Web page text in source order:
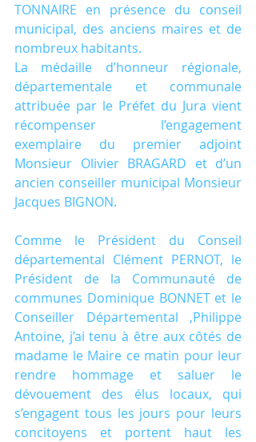
TONNAIRE en présence du conseil
municipal, des anciens maires et de
nombreux habitants.
La médaille d’honneur régionale,
départementale et communale
attribuée par le Préfet du Jura vient
récompenser l’engagement
exemplaire du premier adjoint
Monsieur Olivier BRAGARD et d’un
ancien conseiller municipal Monsieur
Jacques BIGNON.
Comme le Président du Conseil
départemental Clément PERNOT, le
Président de la Communauté de
communes Dominique BONNET et le
Conseiller Départemental ,Philippe
Antoine, j’ai tenu à être aux côtés de
madame le Maire ce matin pour leur
rendre hommage et saluer le
dévouement des élus locaux, qui
s’engagent tous les jours pour leurs
concitoyens et portent haut les